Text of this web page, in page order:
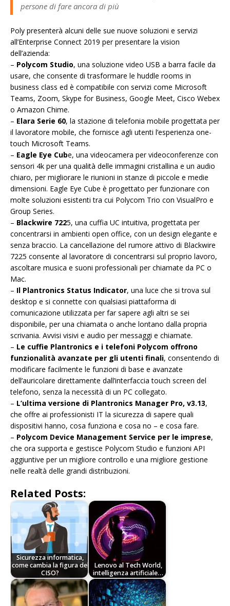
persone di fare ancora di più
Poly presenterà alcuni delle sue nuove soluzioni e servizi
all’Enterprise Connect 2019 per presentare la vision
dell’azienda:
– Polycom Studio, una soluzione video USB a barra facile da
usare, che consente di trasformare le huddle rooms in
business class ed è compatibile con servizi come Microsoft
Teams, Zoom, Skype for Business, Google Meet, Cisco Webex
o Amazon Chime.
– Elara Serie 60, la stazione di telefonia mobile progettata per
il lavoratore mobile, che fornisce agli utenti l’esperienza one-
touch Microsoft Teams.
– Eagle Eye Cube, una videocamera per videoconferenze con
sensori 4k per una qualità delle immagini cristallina e un audio
chiaro, per migliorare le riunioni in stanze di piccole e medie
dimensioni. Eagle Eye Cube è progettato per funzionare con
molte soluzioni esistenti tra cui Polycom Trio con VisualPro e
Group Series.
– Blackwire 7225, una cuffia UC intuitiva, progettata per
concentrarsi in ambienti open office, con un design elegante e
senza braccio. La cancellazione del rumore attivo di Blackwire
7225 consente al lavoratore di concentrarsi sul proprio lavoro,
ascoltare musica e suoni professionali per chiamate da PC o
Mac.
– Il Plantronics Status Indicator, una luce che si trova sul
desktop e si connette con qualsiasi piattaforma di
comunicazione utilizzata per far sapere agli altri se sei
disponibile, per una chiamata o anche lontano dalla propria
scrivania. Avvisi visivi e audio per messaggi e chiamate.
– Le cuffie Plantronics e i telefoni Polycom offrono
funzionalità avanzate per gli utenti finali, consentendo di
modificare facilmente le funzioni di base e avanzate
dell’auricolare direttamente dall’interfaccia touch screen del
telefono, senza la necessità di un PC collegato.
– L’ultima versione di Plantronics Manager Pro, v3.13,
che offre ai professionisti IT la sicurezza di sapere quali
dispositivi hanno, cosa funziona e cosa no – e cosa fare.
– Polycom Device Management Service per le imprese,
che ora supporta e gestisce Polycom Studio e funzioni API
aggiuntive per un migliore controllo e una migliore gestione
nelle realtà delle grandi distribuzioni.
Related Posts:
Sicurezza informatica,
come cambia la figura del
CISO?
Lenovo al Tech World,
intelligenza artificiale…